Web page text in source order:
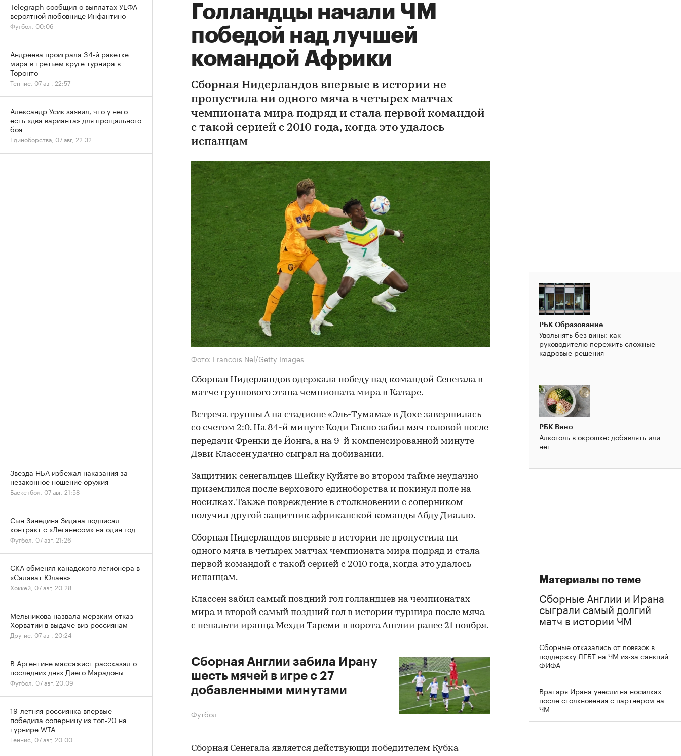
Голландцы начали ЧМ
победой над лучшей
командой Африки
Сборная Нидерландов впервые в истории не
пропустила ни одного мяча в четырех матчах
чемпионата мира подряд и стала первой командой
с такой серией с 2010 года, когда это удалось
испанцам
Фото: Francois Nel/Getty Images
Сборная Нидерландов одержала победу над командой Сенегала в
матче группового этапа чемпионата мира в Катаре.
Встреча группы А на стадионе «Эль-Тумама» в Дохе завершилась
со счетом 2:0. На 84-й минуте Коди Гакпо забил мяч головой после
передачи Френки де Йонга, а на 9-й компенсированной минуте
Дэви Классен удачно сыграл на добивании.
Защитник сенегальцев Шейку Куйяте во втором тайме неудачно
приземлился после верхового единоборства и покинул поле на
носилках. Также повреждение в столкновении с соперником
получил другой защитник африканской команды Абду Диалло.
00:00 / 00:00
Сборная Нидерландов впервые в истории не пропустила ни
одного мяча в четырех матчах чемпионата мира подряд и стала
первой командой с такой серией с 2010 года, когда это удалось
испанцам.
Классен забил самый поздний гол голландцев на чемпионатах
мира и второй самый поздний гол в истории турнира после мяча
с пенальти иранца Мехди Тареми в ворота Англии ранее 21 ноября.
Сборная Англии забила Ирану
шесть мячей в игре с 27
добавленными минутами
Футбол
Сборная Сенегала является действующи победителем Кубка
РБК Образование
Увольнять без вины: как
руководителю пережить сложные
кадровые решения
РБК Вино
Алкоголь в окрошке: добавлять или
нет
Материалы по теме
Сборные Англии и Ирана
сыграли самый долгий
матч в истории ЧМ
Сборные отказались от повязок в
поддержку ЛГБТ на ЧМ из-за санкций
ФИФА
Вратаря Ирана унесли на носилках
после столкновения с партнером на
ЧМ
Telegraph сообщил о выплатах УЕФА
вероятной любовнице Инфантино
Футбол, 00:06
Андреева проиграла 34-й ракетке
мира в третьем круге турнира в
Торонто
Теннис, 07 авг, 22:57
Александр Усик заявил, что у него
есть «два варианта» для прощального
боя
Единоборства, 07 авг, 22:32
Звезда НБА избежал наказания за
незаконное ношение оружия
Баскетбол, 07 авг, 21:58
Сын Зинедина Зидана подписал
контракт с «Леганесом» на один год
Футбол, 07 авг, 21:26
СКА обменял канадского легионера в
«Салават Юлаев»
Хоккей, 07 авг, 20:28
Мельникова назвала мерзким отказ
Хорватии в выдаче виз россиянам
Другие, 07 авг, 20:24
В Аргентине массажист рассказал о
последних днях Диего Марадоны
Футбол, 07 авг, 20:09
19-летняя россиянка впервые
победила соперницу из топ-20 на
турнире WTA
Теннис, 07 авг, 20:00